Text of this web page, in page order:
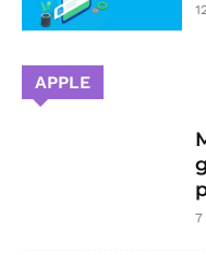
APPLE
7